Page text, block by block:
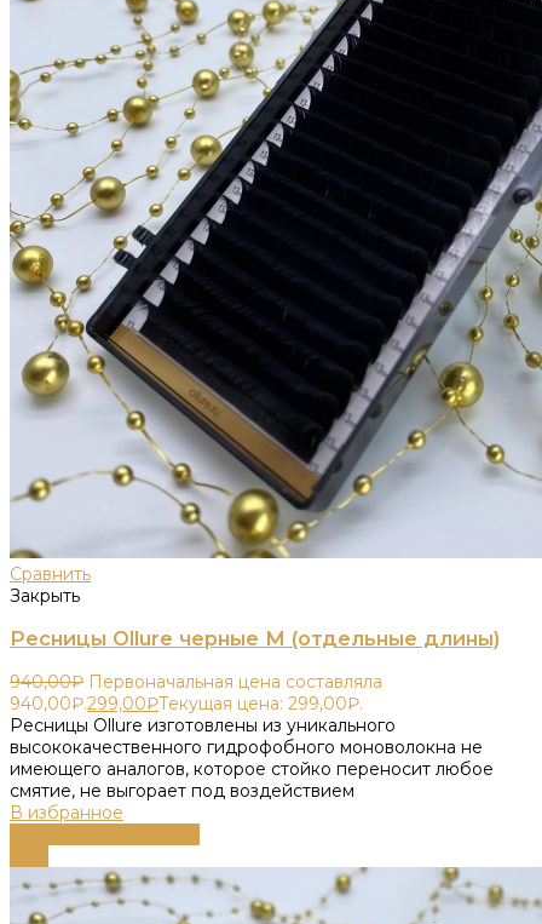
Сравнить
Закрыть
Ресницы Ollure черные M (отдельные длины)
940,00₽ Первоначальная цена составляла
940,00₽.299,00₽Текущая цена: 299,00₽.
Ресницы Ollure изготовлены из уникального
высококачественного гидрофобного моноволокна не
имеющего аналогов, которое стойко переносит любое
смятие, не выгорает под воздействием
В избранное